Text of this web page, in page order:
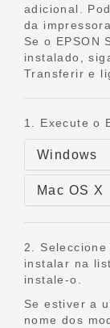
adicional.
da
Se o EPSON
instalado,
Transferir e
1. Execute o
Windows
Mac OS X
2.
instalar na
instale-o.
Se estiver a
nome dos